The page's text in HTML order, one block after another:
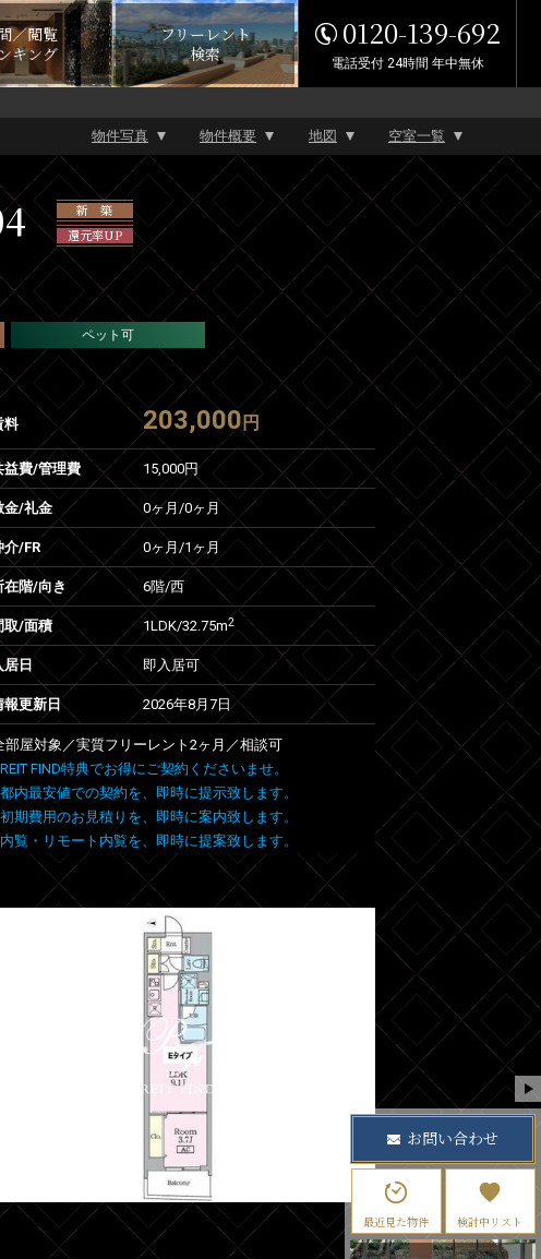
／閲覧
キング
フリーレント
検索
0120-139-692
電話受付 24時間 年中無休
物件写真 物件概要 地図 空室一覧
新 築
還元率UP
ペット可
料 203,000 円
益費/管理費 15,000円
金/礼金 0ヶ月 /0ヶ月
介/FR 0ヶ月/1ヶ月
在階/向き 6階/西
取/面積 1LDK/32.75m2
居日 即入居可
報更新日 2026年8月7日
部屋対象／実質フリーレント2ヶ月／相談可
FIND特典でお得にご契約くださいませ。
都内最安値での契約を、即時に提示致します。
初期費用のお見積りを、即時に案内致します。
内覧・リモート内覧を、即時に提案致します。
お問い合わせ
最近見た物件 検討中リスト